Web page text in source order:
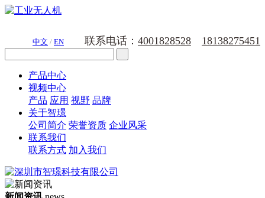
中文 / EN 联系电话： 4001828528 18138275451
产品中心
视频中心
产品 应用 视野 品牌
关于智璟
公司简介 荣誉资质 企业风采
联系我们
联系方式 加入我们